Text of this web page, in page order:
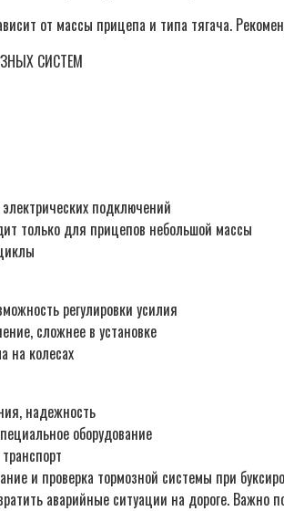
от массы прицепа и типа тягача.
СИСТЕМ
подключений
только для прицепов небольшой массы
регулировки усилия
сложнее в установке
на колесах
надежность
оборудование
и проверка тормозной системы при
аварийные ситуации на дороге.